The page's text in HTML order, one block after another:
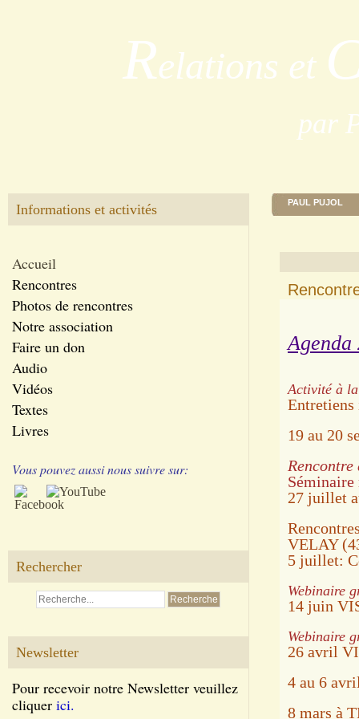
Relations et
par
Informations et activités
Accueil
Rencontres
Photos de rencontres
Notre association
Faire un don
Audio
Vidéos
Textes
Livres
Vous pouvez aussi nous suivre sur:
Rechercher
Newsletter
Pour recevoir notre Newsletter veuillez
cliquer ici.
PAUL PUJOL
Agenda
Activité à
19 au 20
Rencontre
Séminaire
27 juillet
VELAY
5 juillet:
Webinaire
14 juin
Webinaire
26 avril
4 au 6
8 mars à